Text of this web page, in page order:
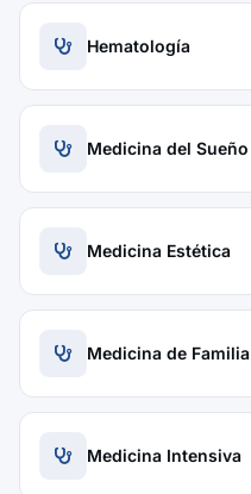
Hematología
Medicina del Sueño
Medicina Estética
Medicina de Familia
Medicina Intensiva